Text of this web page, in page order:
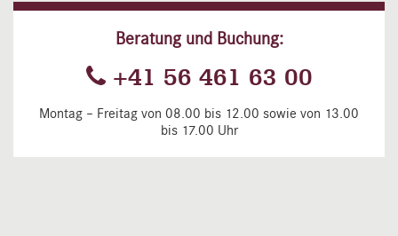
Beratung und Buchung:
+41 56 461 63 00
Montag – Freitag von 08.00 bis 12.00 sowie von 13.00
bis 17.00 Uhr